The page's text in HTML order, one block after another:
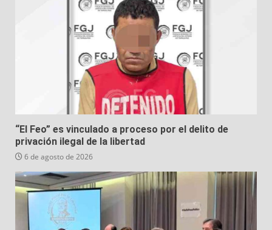
“El Feo” es vinculado a proceso por el delito de
privación ilegal de la libertad
6 de agosto de 2026